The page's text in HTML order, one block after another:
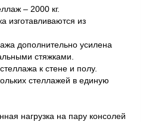
– 2000 кг.
изготавливаются из
дополнительно усилена
стяжками.
к стене и полу.
стеллажей в единую
нагрузка на пару консолей